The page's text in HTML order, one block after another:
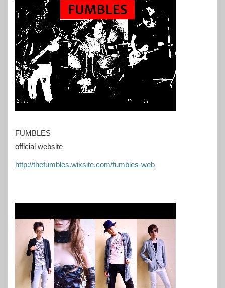
FUMBLES
official website
http://thefumbles.wixsite.com/fumbles-web